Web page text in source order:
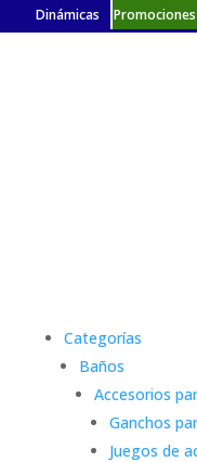
Dinámicas Promociones
Categorías
Baños
Accesorios
Ganchos
Juegos de